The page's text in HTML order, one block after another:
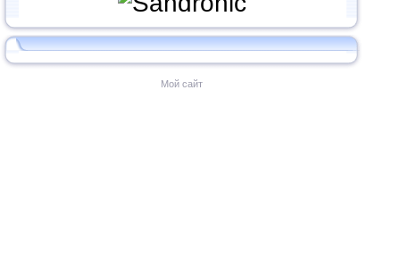
Мой сайт